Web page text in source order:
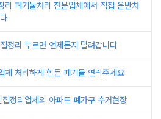
리 폐기물처리 전문업체에서 직접 운반처
정리 부르면 언제든지 달려갑니다
체 처리하게 힘든 폐기물 연락주세요
정리업체의 아파트 폐가구 수거현장